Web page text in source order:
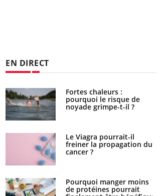
EN DIRECT
Fortes chaleurs :
pourquoi le risque de
noyade grimpe-t-il ?
Le Viagra pourrait-il
freiner la propagation du
cancer ?
Pourquoi manger moins
de protéines pourrait